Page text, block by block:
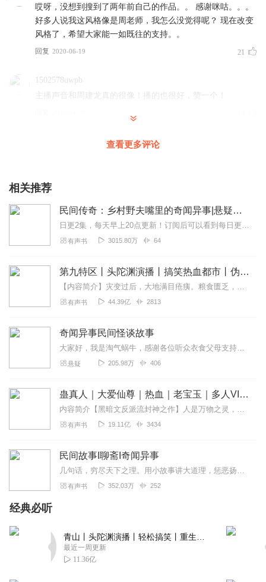
哎呀，没想到搜到了两年前自己的作品。。 感谢咪咕。。。
好多人说我这风格像是周老师，我怎么没觉得呢？ 现在改变
风格了，希望大家能一如既往的支持。。
回复 2020-06-19 21
1502578uwpb
主播声音和周建龙真的很像！播的也很好，赞一个！
回复
__临江仙
主播声音好听，播讲有感情。最主要的是没有错别字（比如
常人经常读错的“羸弱”、“封禅”等）。听起来非常舒服花了几
2021-05-22 7
心跳停止的那一瞬间
2020-08-28
旅途_k8a
2020-05-12 4
可儿娃娃1
2020-09-15
陪你到老_aw
主播我太喜欢你的作品声音很好听，这是我听到最好的作
2023-12-02
扯淡昵称
播音声音好棒，长篇故事没有背景音乐也吓的我一愣一愣
查看更多评论
相关推荐
民间传奇：乡村野夫嘴里的奇闻异事|悬疑惊悚（柴少鸿灵异故事）
日更2集，每天早上20点更新！订阅后可以看到每日更新哦~内容简介民间流传着很多传奇，而那些民间轶事，乡土风情和乡土文化构成了我们的文化底蕴，民间世界蕴含着我...
有声书 3015.80万 64
第九特区丨头陀渊演播丨搞笑热血都市丨伪戒丨VIP免费多人有声剧
【内容简介】灾变过后，大地满目疮痍。粮食匮乏，资源紧俏，局势混乱……一位从待规划区杀出来的青年，背对着漫天黄沙，孤身来到九区谋生，却不曾想偶然结识三五好友，一念...
有声书 44.39亿 2813
奇闻异事民间怪谈故事
大家好，我是淘气蜗牛，感谢各位听众衣食父母支持，感谢喜马拉雅官方。本专辑每一个故事都是经过层层筛选，由淘气蜗牛为您播讲。其中有聊斋片段，有东北家仙，狐黄白柳灰五...
悬疑 205.98万 406
蛊真人｜大爱仙尊｜热血｜老宝玉｜多人VIP免费有声剧
内容简介【黑暗文反派流封神之作】人是万物之灵，蛊是天地真精。一个穿越者不断重生的故事。一个养蛊、炼蛊、用蛊的奇特世界。配音组（男角色）老宝玉旁白...
有声书 19.11亿 3434
民间故事I聊斋I奇闻异事
几句话，穷尽天下之理。用小故事讲大道理，惩恶扬善，悬疑探案。尽在经典民间故事。
有声书 352.03万 252
经典必听
最近一周更新
11.36亿